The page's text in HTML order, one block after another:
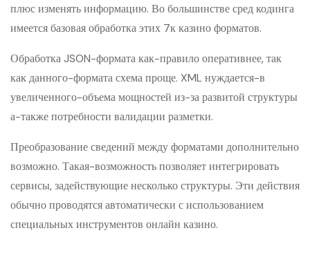
плюс изменять информацию. Во большинстве сред кодинга
имеется базовая обработка этих 7к казино форматов.
Обработка JSON-формата как-правило оперативнее, так
как данного-формата схема проще. XML нуждается-в
увеличенного-объема мощностей из-за развитой структуры
а-также потребности валидации разметки.
Преобразование сведений между форматами дополнительно
возможно. Такая-возможность позволяет интегрировать
сервисы, задействующие несколько структуры. Эти действия
обычно проводятся автоматически с использованием
специальных инструментов онлайн казино.